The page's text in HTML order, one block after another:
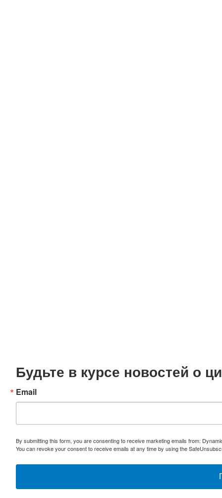
Будьте в курсе новостей о
Email
By submitting this form, you are consenting to receive marketing emails from:
You can revoke your consent to receive emails at any time by using the